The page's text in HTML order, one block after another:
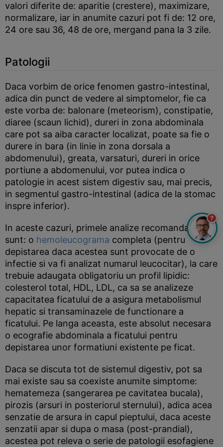
valori diferite de: aparitie (crestere), maximizare,
normalizare, iar in anumite cazuri pot fi de: 12 ore,
24 ore sau 36, 48 de ore, mergand pana la 3 zile.
Patologii
Daca vorbim de orice fenomen gastro-intestinal,
adica din punct de vedere al simptomelor, fie ca
este vorba de: balonare (meteorism), constipatie,
diaree (scaun lichid), dureri in zona abdominala
care pot sa aiba caracter localizat, poate sa fie o
durere in bara (in linie in zona dorsala a
abdomenului), greata, varsaturi, dureri in orice
portiune a abdomenului, vor putea indica o
patologie in acest sistem digestiv sau, mai precis,
in segmentul gastro-intestinal (adica de la stomac
inspre inferior).
In aceste cazuri, primele analize recomandate
sunt: o hemoleucograma completa (pentru
depistarea daca acestea sunt provocate de o
infectie si va fi analizat numarul leucocitar), la care
trebuie adaugata obligatoriu un profil lipidic:
colesterol total, HDL, LDL, ca sa se analizeze
capacitatea ficatului de a asigura metabolismul
hepatic si transaminazele de functionare a
ficatului. Pe langa aceasta, este absolut necesara
o ecografie abdominala a ficatului pentru
depistarea unor formatiuni existente pe ficat.
Daca se discuta tot de sistemul digestiv, pot sa
mai existe sau sa coexiste anumite simptome:
hematemeza (sangerarea pe cavitatea bucala),
pirozis (arsuri in posteriorul sternului), adica acea
senzatie de arsura in capul pieptului, daca aceste
senzatii apar si dupa o masa (post-prandial),
acestea pot releva o serie de patologii esofagiene
?